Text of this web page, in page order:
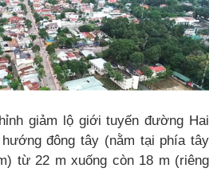
giảm lộ giới tuyến đường Hai
đông tây (nằm tại phía tây
từ 22 m xuống còn 18 m (riêng